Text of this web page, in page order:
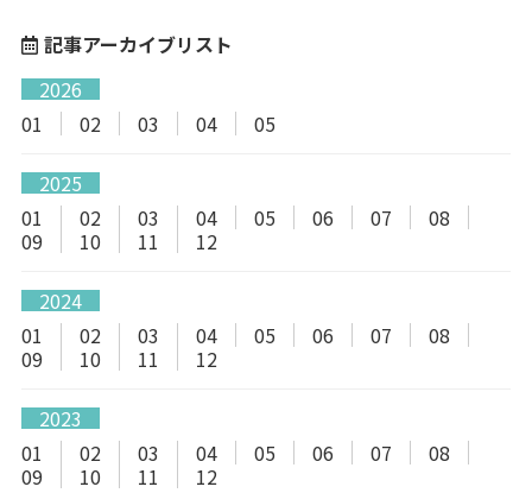
記事アーカイブリスト
2026
01
02 03 04 05
2025
01
02 03 04 05 06 07
08
09
10 11 12
2024
01
02 03 04 05 06 07
08
09
10 11 12
2023
01
02 03 04 05 06 07
08
09
10 11 12